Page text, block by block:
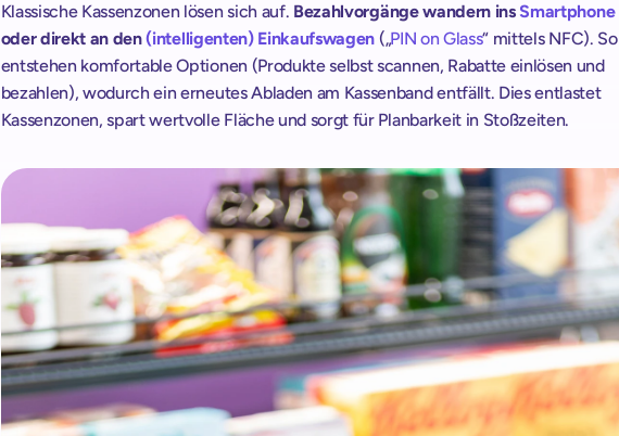
Klassische Kassenzonen lösen sich auf. Bezahlvorgänge wandern ins Smartphone
oder direkt an den (intelligenten) Einkaufswagen („PIN on Glass“ mittels NFC). So
entstehen komfortable Optionen (Produkte selbst scannen, Rabatte einlösen und
bezahlen), wodurch ein erneutes Abladen am Kassenband entfällt. Dies entlastet
Kassenzonen, spart wertvolle Fläche und sorgt für Planbarkeit in Stoßzeiten.